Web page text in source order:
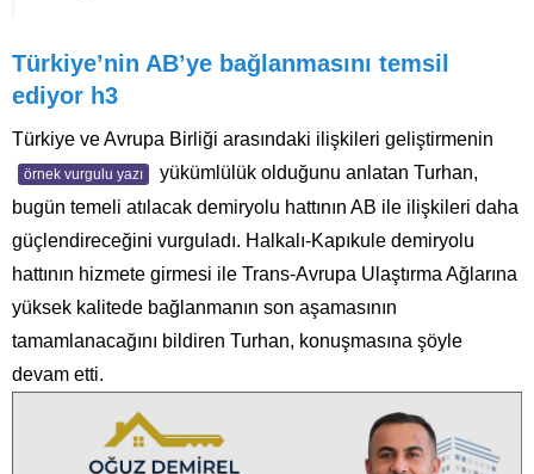
Türkiye’nin AB’ye bağlanmasını temsil
ediyor h3
Türkiye ve Avrupa Birliği arasındaki ilişkileri geliştirmenin
örnek vurgulu yazı
yükümlülük olduğunu anlatan Turhan,
bugün temeli atılacak demiryolu hattının AB ile ilişkileri daha
güçlendireceğini vurguladı. Halkalı-Kapıkule demiryolu
hattının hizmete girmesi ile Trans-Avrupa Ulaştırma Ağlarına
yüksek kalitede bağlanmanın son aşamasının
tamamlanacağını bildiren Turhan, konuşmasına şöyle
devam etti.